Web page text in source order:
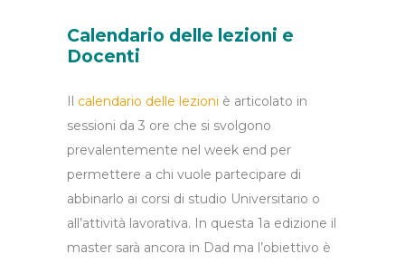
Calendario delle lezioni e
Docenti
calendario delle lezioni è articolato in
sessioni da 3 ore che si svolgono
prevalentemente nel week end per
permettere a chi vuole partecipare di
abbinarlo ai corsi di studio Universitario o
all’attività lavorativa. In questa 1a edizione il
master sarà ancora in Dad ma l’obiettivo è